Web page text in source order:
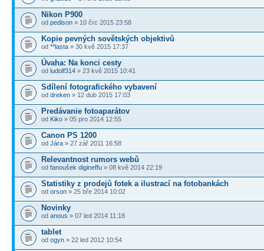
Nikon P900
od pedison » 10 črc 2015 23:58
Kopie pevných sovětských objektivů
od **lasta » 30 kvě 2015 17:37
Úvaha: Na konci cesty
od ludolf314 » 23 kvě 2015 10:41
Sdílení fotografického vybavení
od dreken » 12 dub 2015 17:03
Predávanie fotoaparátov
od Kiko » 05 pro 2014 12:55
Canon PS 1200
od Jára » 27 zář 2011 16:58
Relevantnost rumors webů
od fanoušek digineffu » 08 kvě 2014 22:19
Statistiky z prodejů fotek a ilustrací na fotobankách
od orson » 25 bře 2014 10:02
Novinky
od anous » 07 led 2014 11:18
tablet
od ogyn » 22 led 2012 10:54